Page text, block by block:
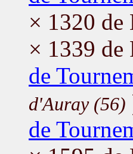
× 1320 de
× 1339 de
de
d'Auray (56)
de